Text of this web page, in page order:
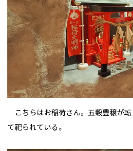
こちらはお稲荷さん。五穀豊穣が
て祀られている。